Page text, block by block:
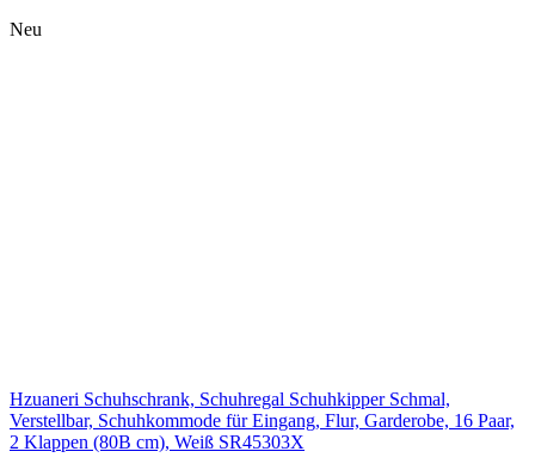
Neu
Hzuaneri Schuhschrank, Schuhregal Schuhkipper Schmal,
Verstellbar, Schuhkommode für Eingang, Flur, Garderobe, 16 Paar,
2 Klappen (80B cm), Weiß SR45303X